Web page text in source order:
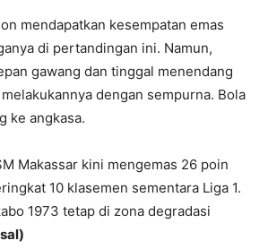
mendapatkan kesempatan emas
di pertandingan ini. Namun,
gawang dan tinggal menendang
dengan sempurna. Bola
ke angkasa.
Makassar kini mengemas 26 poin
10 klasemen sementara Liga 1.
1973 tetap di zona degradasi